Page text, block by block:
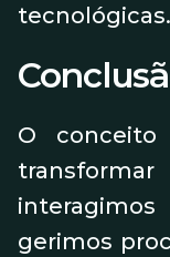
tecnológicas.
O
gerimos